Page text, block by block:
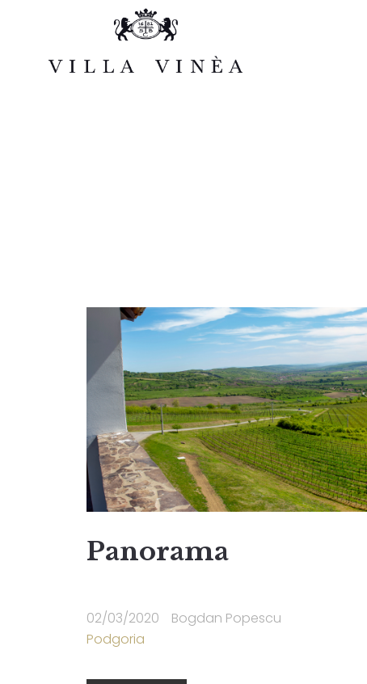
Panorama
02/03/2020
Bogdan Popescu
Podgoria